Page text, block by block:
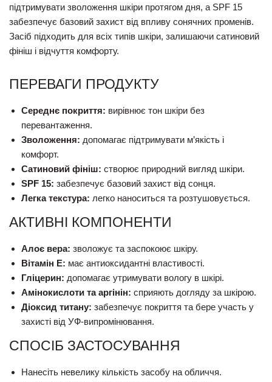
підтримувати зволоження шкіри протягом дня, а SPF 15
забезпечує базовий захист від впливу сонячних променів.
Засіб підходить для всіх типів шкіри, залишаючи сатиновий
фініш і відчуття комфорту.
ПЕРЕВАГИ ПРОДУКТУ
Середнє покриття: вирівнює тон шкіри без
перевантаження.
Зволоження: допомагає підтримувати м’якість і
комфорт.
Сатиновий фініш: створює природний вигляд шкіри.
SPF 15: забезпечує базовий захист від сонця.
Легка текстура: легко наноситься та розтушовується.
АКТИВНІ КОМПОНЕНТИ
Алоє вера: зволожує та заспокоює шкіру.
Вітамін E: має антиоксидантні властивості.
Гліцерин: допомагає утримувати вологу в шкірі.
Амінокислоти та аргінін: сприяють догляду за шкірою.
Діоксид титану: забезпечує покриття та бере участь у
захисті від УФ-випромінювання.
СПОСІБ ЗАСТОСУВАННЯ
Нанесіть невелику кількість засобу на обличчя.